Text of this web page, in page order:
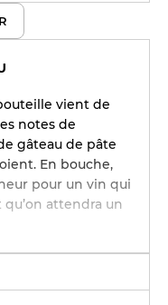
vient de
notes de
gâteau de pâte
En bouche,
pour un vin qui
attendra un